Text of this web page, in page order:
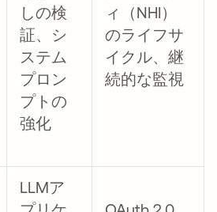
しの検
証、シ
ステム
プロン
プトの
強化
ィ（NHI）
のライフサ
イクル、継
続的な監視
LLMア